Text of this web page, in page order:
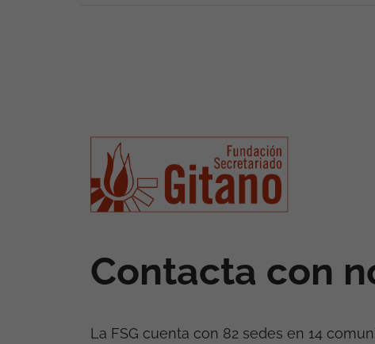
Contacta con
La FSG cuenta con 82 sedes en 14